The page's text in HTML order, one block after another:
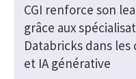
CGI renforce son
grâce aux
Databricks dans
et IA générative